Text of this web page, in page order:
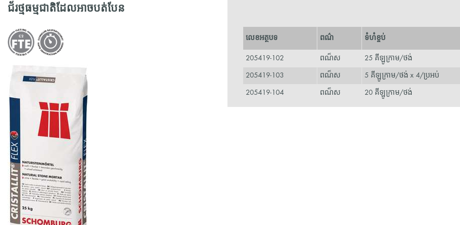
ជ័រថ្មធម្មជាតិដែលអាចបត់បែន
លេខអត្ថបទ ពណ៌ ទំហំខ្ចប់
205419-102 ពណ៏ស 25 គីឡូក្រាម/ថង់
205419-103 ពណ៏ស 5 គីឡូក្រាម/ថង់ x 4/ប្រអប់
205419-104 ពណ៏ស 20 គីឡូក្រាម/ថង់